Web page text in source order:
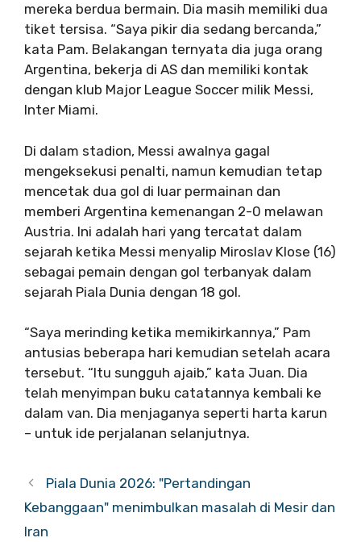
mereka berdua bermain. Dia masih memiliki dua
tiket tersisa. “Saya pikir dia sedang bercanda,”
kata Pam. Belakangan ternyata dia juga orang
Argentina, bekerja di AS dan memiliki kontak
dengan klub Major League Soccer milik Messi,
Inter Miami.
Di dalam stadion, Messi awalnya gagal
mengeksekusi penalti, namun kemudian tetap
mencetak dua gol di luar permainan dan
memberi Argentina kemenangan 2-0 melawan
Austria. Ini adalah hari yang tercatat dalam
sejarah ketika Messi menyalip Miroslav Klose (16)
sebagai pemain dengan gol terbanyak dalam
sejarah Piala Dunia dengan 18 gol.
“Saya merinding ketika memikirkannya,” Pam
antusias beberapa hari kemudian setelah acara
tersebut. “Itu sungguh ajaib,” kata Juan. Dia
telah menyimpan buku catatannya kembali ke
dalam van. Dia menjaganya seperti harta karun
– untuk ide perjalanan selanjutnya.
Piala Dunia 2026: "Pertandingan
Kebanggaan" menimbulkan masalah di Mesir dan
Iran